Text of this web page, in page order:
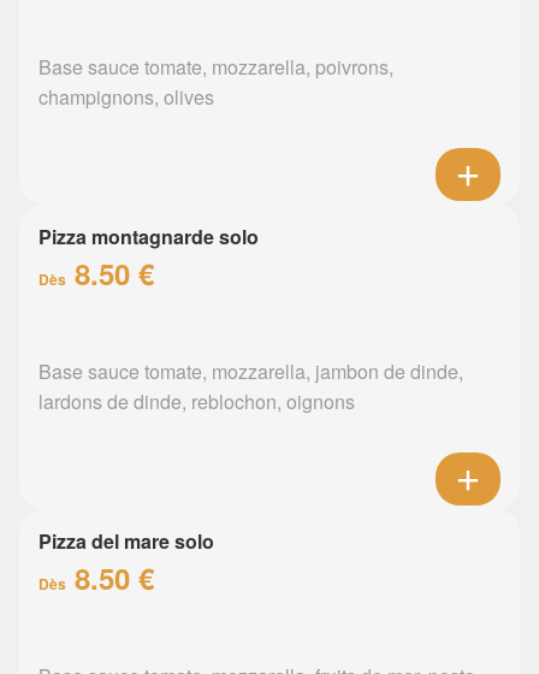
Base sauce tomate, mozzarella, poivrons,
champignons, olives
Pizza montagnarde solo
Dès 8.50 €
Base sauce tomate, mozzarella, jambon de dinde,
lardons de dinde, reblochon, oignons
Pizza del mare solo
Dès 8.50 €